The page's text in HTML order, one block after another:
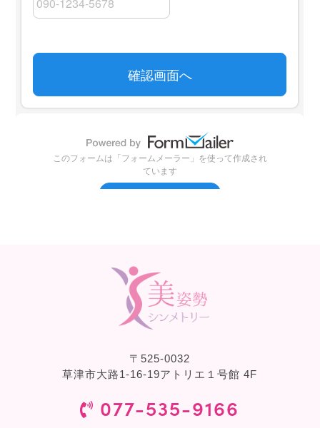
〒 525-0032
草津市大路1-16-19アトリエ１号館 4F
077-535-9166